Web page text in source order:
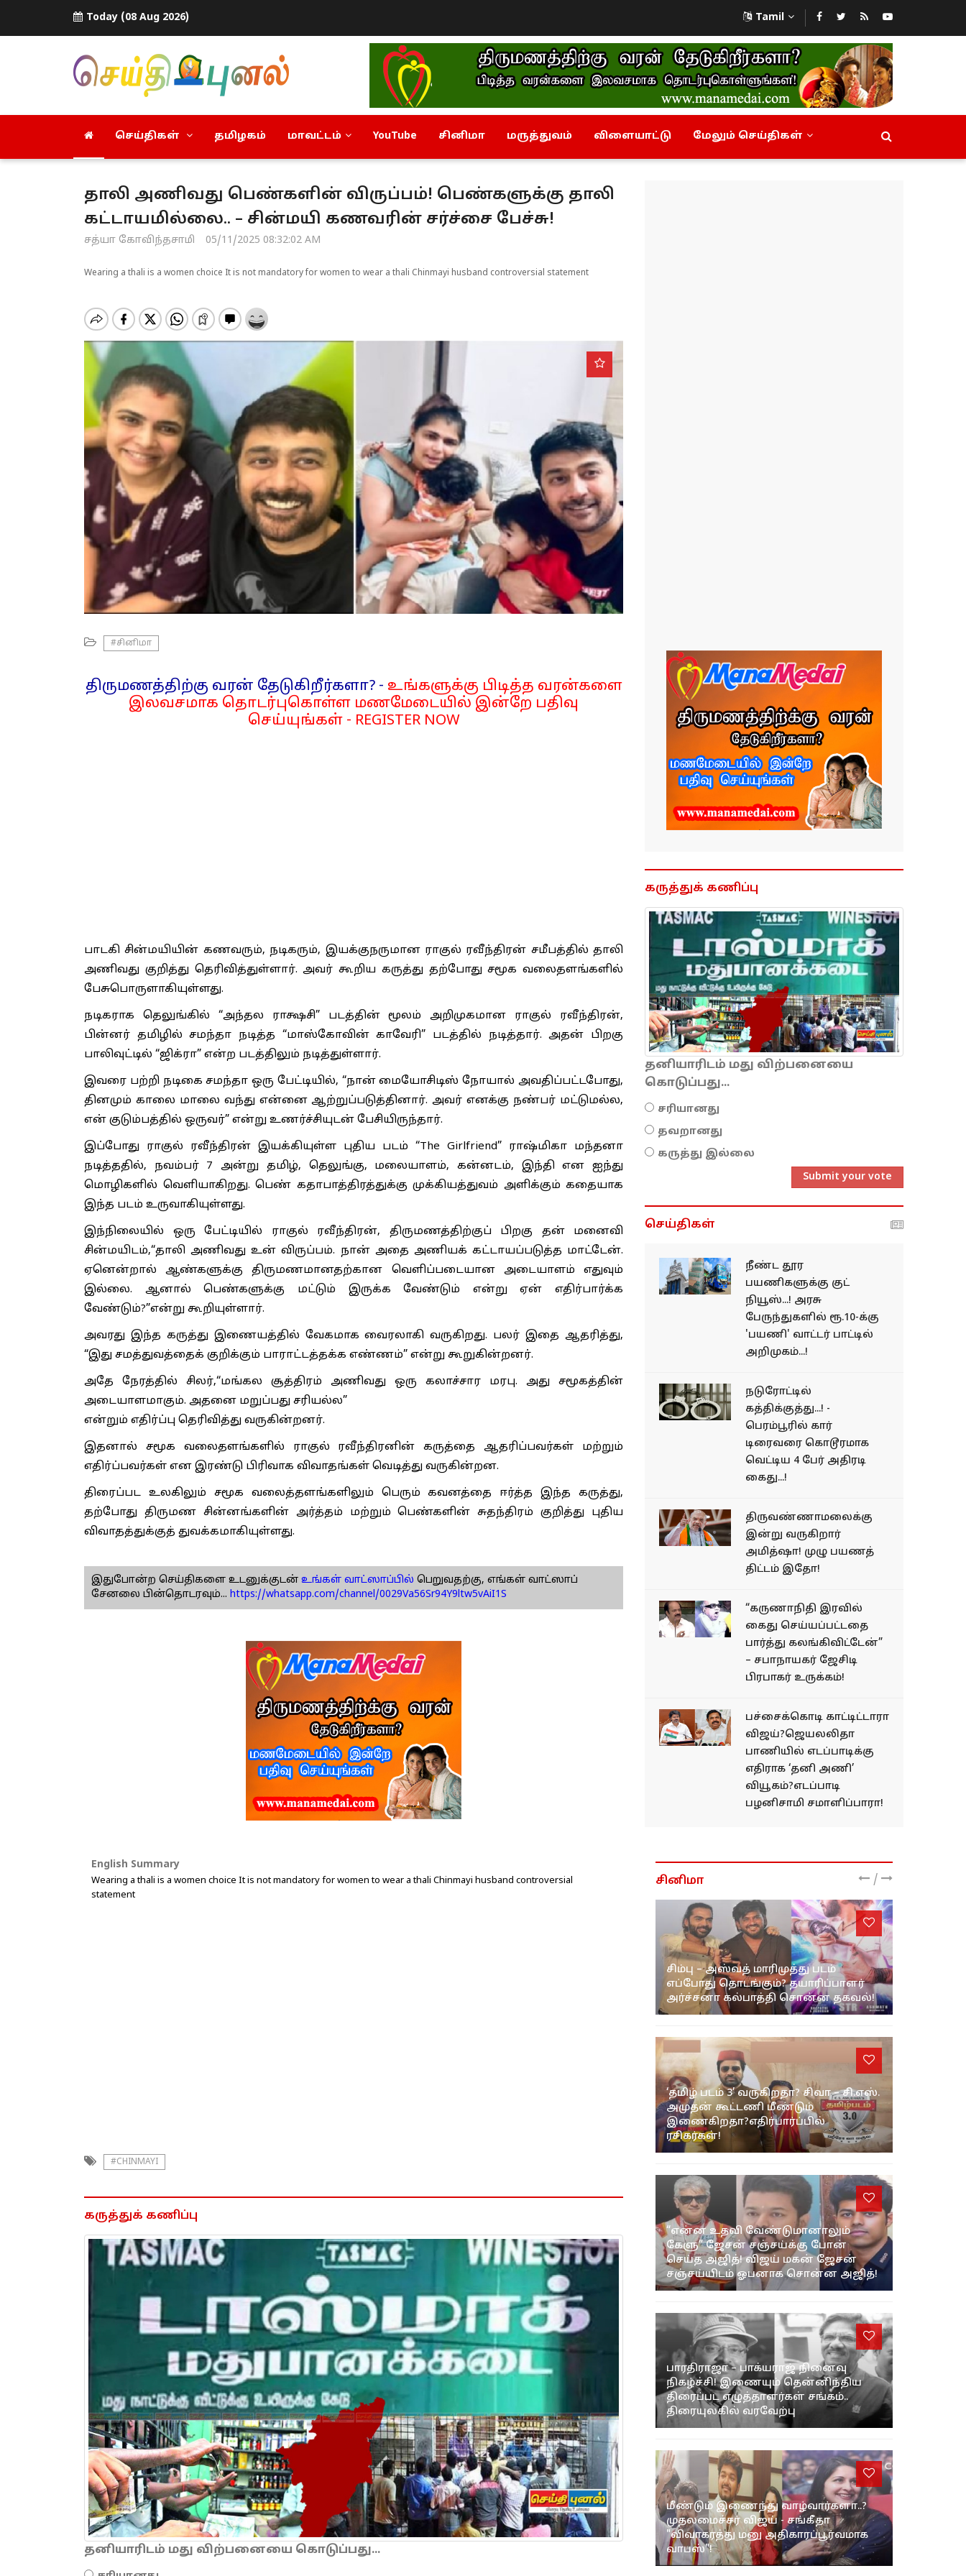
Today (08 Aug 2026) Tamil
செய்திகள் தமிழகம் மாவட்டம் YouTube சினிமா மருத்துவம் விளையாட்டு மேலும் செய்திகள்
தாலி அணிவது பெண்களின் விருப்பம்! பெண்களுக்கு தாலி
கட்டாயமில்லை.. – சின்மயி கணவரின் சர்ச்சை பேச்சு!
சத்யா கோவிந்தசாமி 05/11/2025 08:32:02 AM
Wearing a thali is a women choice It is not mandatory for women to wear a thali Chinmayi husband controversial statement
#சினிமா
திருமணத்திற்கு வரன் தேடுகிறீர்களா? - உங்களுக்கு பிடித்த வரன்களை
இலவசமாக தொடர்புகொள்ள மணமேடையில் இன்றே பதிவு
செய்யுங்கள் - REGISTER NOW
பாடகி சின்மயியின் கணவரும், நடிகரும், இயக்குநருமான ராகுல் ரவீந்திரன் சமீபத்தில் தாலி
அணிவது குறித்து தெரிவித்துள்ளார். அவர் கூறிய கருத்து தற்போது சமூக வலைதளங்களில்
பேசுபொருளாகியுள்ளது.
நடிகராக தெலுங்கில் “அந்தல ராக்ஷசி” படத்தின் மூலம் அறிமுகமான ராகுல் ரவீந்திரன்,
பின்னர் தமிழில் சமந்தா நடித்த “மாஸ்கோவின் காவேரி” படத்தில் நடித்தார். அதன் பிறகு
பாலிவுட்டில் “ஜிக்ரா” என்ற படத்திலும் நடித்துள்ளார்.
இவரை பற்றி நடிகை சமந்தா ஒரு பேட்டியில், “நான் மையோசிடிஸ் நோயால் அவதிப்பட்டபோது,
தினமும் காலை மாலை வந்து என்னை ஆற்றுப்படுத்தினார். அவர் எனக்கு நண்பர் மட்டுமல்ல,
என் குடும்பத்தில் ஒருவர்” என்று உணர்ச்சியுடன் பேசியிருந்தார்.
இப்போது ராகுல் ரவீந்திரன் இயக்கியுள்ள புதிய படம் “The Girlfriend” ராஷ்மிகா மந்தனா
நடித்ததில், நவம்பர் 7 அன்று தமிழ், தெலுங்கு, மலையாளம், கன்னடம், இந்தி என ஐந்து
மொழிகளில் வெளியாகிறது. பெண் கதாபாத்திரத்துக்கு முக்கியத்துவம் அளிக்கும் கதையாக
இந்த படம் உருவாகியுள்ளது.
இந்நிலையில் ஒரு பேட்டியில் ராகுல் ரவீந்திரன், திருமணத்திற்குப் பிறகு தன் மனைவி
சின்மயிடம்,“தாலி அணிவது உன் விருப்பம். நான் அதை அணியக் கட்டாயப்படுத்த மாட்டேன்.
ஏனென்றால் ஆண்களுக்கு திருமணமானதற்கான வெளிப்படையான அடையாளம் எதுவும்
இல்லை. ஆனால் பெண்களுக்கு மட்டும் இருக்க வேண்டும் என்று ஏன் எதிர்பார்க்க
வேண்டும்?”என்று கூறியுள்ளார்.
அவரது இந்த கருத்து இணையத்தில் வேகமாக வைரலாகி வருகிறது. பலர் இதை ஆதரித்து,
“இது சமத்துவத்தைக் குறிக்கும் பாராட்டத்தக்க எண்ணம்” என்று கூறுகின்றனர்.
அதே நேரத்தில் சிலர்,“மங்கல சூத்திரம் அணிவது ஒரு கலாச்சார மரபு. அது சமூகத்தின்
அடையாளமாகும். அதனை மறுப்பது சரியல்ல”
என்றும் எதிர்ப்பு தெரிவித்து வருகின்றனர்.
இதனால் சமூக வலைதளங்களில் ராகுல் ரவீந்திரனின் கருத்தை ஆதரிப்பவர்கள் மற்றும்
எதிர்ப்பவர்கள் என இரண்டு பிரிவாக விவாதங்கள் வெடித்து வருகின்றன.
திரைப்பட உலகிலும் சமூக வலைத்தளங்களிலும் பெரும் கவனத்தை ஈர்த்த இந்த கருத்து,
தற்போது திருமண சின்னங்களின் அர்த்தம் மற்றும் பெண்களின் சுதந்திரம் குறித்து புதிய
விவாதத்துக்குத் துவக்கமாகியுள்ளது.
இதுபோன்ற செய்திகளை உடனுக்குடன் உங்கள் வாட்ஸாப்பில் பெறுவதற்கு, எங்கள் வாட்ஸாப்
சேனலை பின்தொடரவும்... https://whatsapp.com/channel/0029Va56Sr94Y9ltw5vAiI1S
English Summary
Wearing a thali is a women choice It is not mandatory for women to wear a thali Chinmayi husband controversial
statement
#CHINMAYI
கருத்துக் கணிப்பு
தனியாரிடம் மது விற்பனையை கொடுப்பது...
கருத்துக் கணிப்பு
தனியாரிடம் மது விற்பனையை
கொடுப்பது...
சரியானது
தவறானது
கருத்து இல்லை
Submit your vote
செய்திகள்
நீண்ட தூர
பயணிகளுக்கு குட்
நியூஸ்...! அரசு
பேருந்துகளில் ரூ.10-க்கு
'பயணி' வாட்டர் பாட்டில்
அறிமுகம்...!
நடுரோட்டில்
கத்திக்குத்து...! -
பெரம்பூரில் கார்
டிரைவரை கொடூரமாக
வெட்டிய 4 பேர் அதிரடி
கைது...!
திருவண்ணாமலைக்கு
இன்று வருகிறார்
அமித்ஷா! முழு பயணத்
திட்டம் இதோ!
“கருணாநிதி இரவில்
கைது செய்யப்பட்டதை
பார்த்து கலங்கிவிட்டேன்”
– சபாநாயகர் ஜேசிடி
பிரபாகர் உருக்கம்!
பச்சைக்கொடி காட்டிட்டாரா
விஜய்?ஜெயலலிதா
பாணியில் எடப்பாடிக்கு
எதிராக ‘தனி அணி’
வியூகம்?எடப்பாடி
பழனிசாமி சமாளிப்பாரா!
சினிமா /
சிம்பு – அஸ்வத் மாரிமுத்து படம்
எப்போது தொடங்கும்? தயாரிப்பாளர்
அர்ச்சனா கல்பாத்தி சொன்ன தகவல்!
‘தமிழ் படம் 3’ வருகிறதா? சிவா – சி.எஸ்.
அமுதன் கூட்டணி மீண்டும்
இணைகிறதா?எதிர்பார்ப்பில்
ரசிகர்கள்!
“என்ன உதவி வேண்டுமானாலும்
கேளு” ஜேசன் சஞ்சய்க்கு போன்
செய்த அஜித்! விஜய் மகன் ஜேசன்
சஞ்சய்யிடம் ஓபனாக சொன்ன அஜித்!
பாரதிராஜா – பாக்யராஜ் நினைவு
நிகழ்ச்சி! இணையும் தென்னிந்திய
திரைப்பட எழுத்தாளர்கள் சங்கம்..
திரையுலகில் வரவேற்பு
மீண்டும் இணைந்து வாழ்வார்களா..?
முதலமைச்சர் விஜய் - சங்கீதா
"விவாகரத்து மனு அதிகாரப்பூர்வமாக
வாபஸ்"!